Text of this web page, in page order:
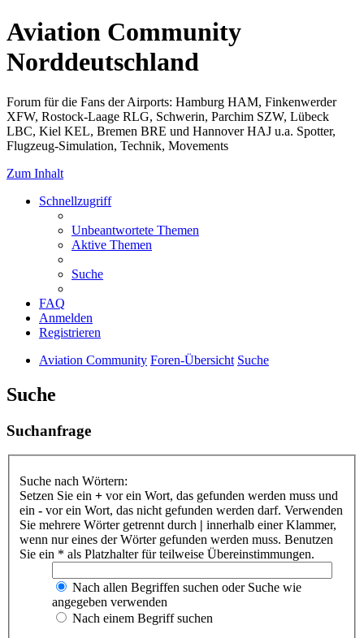
Aviation Community
Norddeutschland
Forum für die Fans der Airports: Hamburg HAM, Finkenwerder
XFW, Rostock-Laage RLG, Schwerin, Parchim SZW, Lübeck
LBC, Kiel KEL, Bremen BRE und Hannover HAJ u.a. Spotter,
Flugzeug-Simulation, Technik, Movements
Zum Inhalt
Schnellzugriff
Unbeantwortete Themen
Aktive Themen
Suche
FAQ
Anmelden
Registrieren
Aviation Community Foren-Übersicht Suche
Suche
Suchanfrage
Suche nach Wörtern:
Setzen Sie ein + vor ein Wort, das gefunden werden muss und
ein - vor ein Wort, das nicht gefunden werden darf. Verwenden
Sie mehrere Wörter getrennt durch | innerhalb einer Klammer,
wenn nur eines der Wörter gefunden werden muss. Benutzen
Sie ein * als Platzhalter für teilweise Übereinstimmungen.
Nach allen Begriffen suchen oder Suche wie
angegeben verwenden
Nach einem Begriff suchen